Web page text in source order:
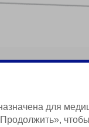
для